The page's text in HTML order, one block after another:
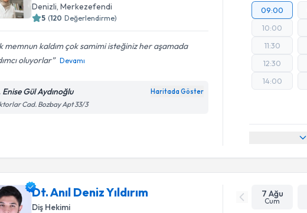
Denizli , Merkezefendi
5 (120 Değerlendirme)
memnun kaldım çok samimi isteğiniz her aşamada
oluyorlar
Devamı
Enise Gül Aydınoğlu Haritada Göster
Cad. Bozbay Apt 33/3
09:00
10:00
11:30
12:30
14:00
Dt. Anıl Deniz Yıldırım
Diş Hekimi
7 Ağu
Cum